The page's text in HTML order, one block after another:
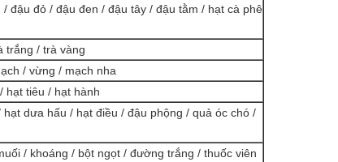
đậu đỏ / đậu đen / đậu tây / đậu tằm / hạt cà phê
trắng / trà vàng
/ vừng / mạch nha
hạt tiêu / hạt hành
dưa hấu / hạt điều / đậu phộng / quả óc chó /
/ khoáng / bột ngọt / đường trắng / thuốc viên